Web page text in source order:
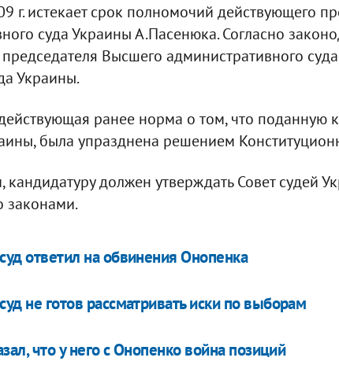
г. истекает срок полномочий действующего
суда Украины А.Пасенюка. Согласно
Высшего административного суда
Украины.
ранее норма о том, что поданную
была упразднена решением
должен утверждать Совет судей
законами.
ответил на обвинения Онопенка
не готов рассматривать иски по выборам
что у него с Онопенко война позиций